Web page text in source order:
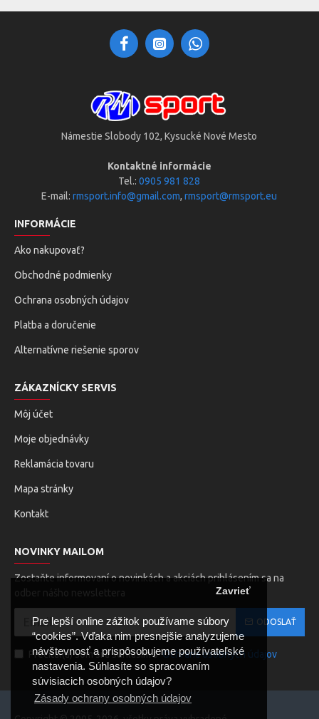
Pre lepší online zážitok používame súbory
“cookies”. Vďaka nim presnejšie analyzujeme
návštevnosť a prispôsobujeme používateľské
nastavenia. Súhlasíte so spracovaním
súvisiacich osobných údajov?
Zásady ochrany osobných údajov
Zavrieť
Námestie Slobody 102, Kysucké Nové Mesto
Kontaktné informácie
Tel.:0905 981 828
E-mail:rmsport.info@gmail.com,rmsport@rmsport.eu
INFORMÁCIE
Ako nakupovať?
Obchodné podmienky
Ochrana osobných údajov
Platba a doručenie
Alternatívne riešenie sporov
ZÁKAZNÍCKY SERVIS
Môj účet
Moje objednávky
Reklamácia tovaru
Mapa stránky
Kontakt
NOVINKY MAILOM
Zostaňte informovaní o novinkách a akciách prihlásením sa na
ODOSLAŤ
Prečítal(a) som si a súhlasím sOchrana osobných údajov